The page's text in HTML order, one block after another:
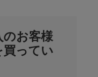
のお客様
ってい